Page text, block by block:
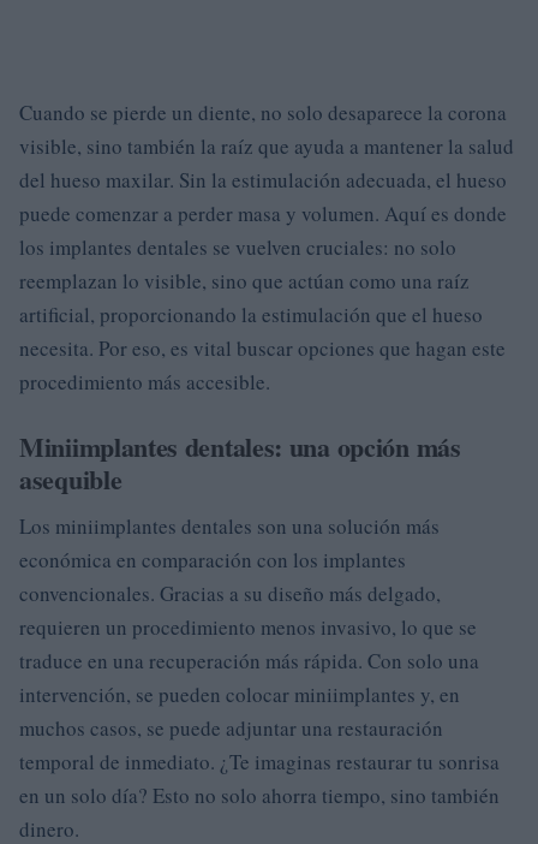
Cuando se pierde un diente, no solo desaparece la corona
visible, sino también la raíz que ayuda a mantener la salud
del hueso maxilar. Sin la estimulación adecuada, el hueso
puede comenzar a perder masa y volumen. Aquí es donde
los implantes dentales se vuelven cruciales: no solo
reemplazan lo visible, sino que actúan como una raíz
artificial, proporcionando la estimulación que el hueso
necesita. Por eso, es vital buscar opciones que hagan este
procedimiento más accesible.
Miniimplantes dentales: una opción más
asequible
Los miniimplantes dentales son una solución más
económica en comparación con los implantes
convencionales. Gracias a su diseño más delgado,
requieren un procedimiento menos invasivo, lo que se
traduce en una recuperación más rápida. Con solo una
intervención, se pueden colocar miniimplantes y, en
muchos casos, se puede adjuntar una restauración
temporal de inmediato. ¿Te imaginas restaurar tu sonrisa
en un solo día? Esto no solo ahorra tiempo, sino también
dinero.